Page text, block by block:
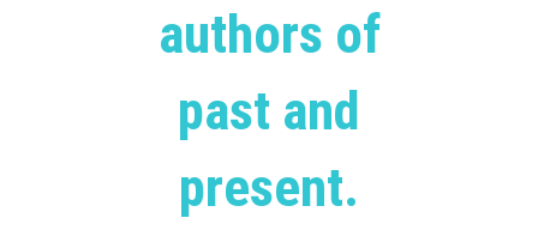
authors of
past and
present.